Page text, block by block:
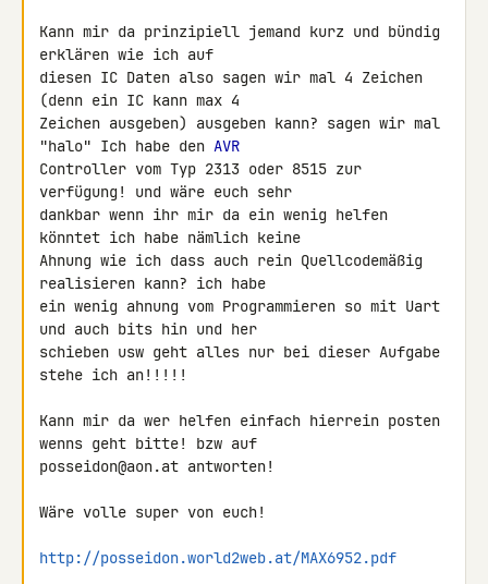
Kann mir da prinzipiell jemand kurz und bündig
erklären wie ich auf
diesen IC Daten also sagen wir mal 4 Zeichen
(denn ein IC kann max 4
Zeichen ausgeben) ausgeben kann? sagen wir mal
"halo" Ich habe den AVR
Controller vom Typ 2313 oder 8515 zur
verfügung! und wäre euch sehr
dankbar wenn ihr mir da ein wenig helfen
könntet ich habe nämlich keine
Ahnung wie ich dass auch rein Quellcodemäßig
realisieren kann? ich habe
ein wenig ahnung vom Programmieren so mit Uart
und auch bits hin und her
schieben usw geht alles nur bei dieser Aufgabe
stehe ich an!!!!!
Kann mir da wer helfen einfach hierrein posten
wenns geht bitte! bzw auf
posseidon@aon.at antworten!
Wäre volle super von euch!
http://posseidon.world2web.at/MAX6952.pdf